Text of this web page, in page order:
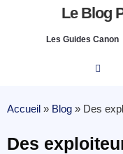
Le Blog
Les Guides Canon
Accueil » Blog » Des
Des